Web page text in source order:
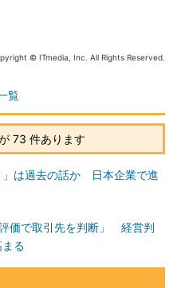
© ITmedia, Inc. All Rights Reserved.
覧
73 件あります
」は過去の話か 日本企業で進
価で取引先を判断」 経営判
る